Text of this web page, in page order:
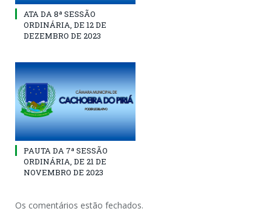
ATA DA 8ª SESSÃO
ORDINÁRIA, DE 12 DE
DEZEMBRO DE 2023
PAUTA DA 7ª SESSÃO
ORDINÁRIA, DE 21 DE
NOVEMBRO DE 2023
Os comentários estão fechados.